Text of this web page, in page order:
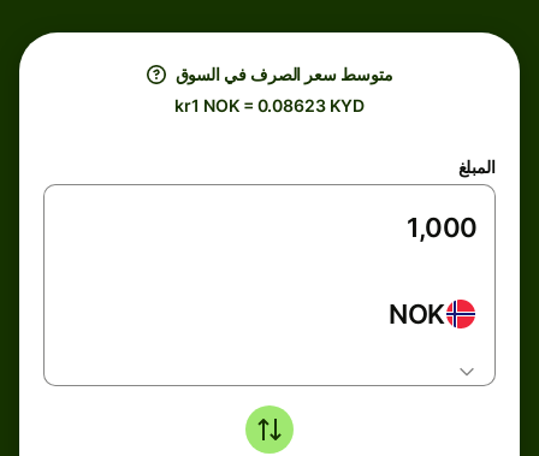
متوسط ​​سعر الصرف في السوق
kr1 NOK = 0.08623 KYD
المبلغ
NOK